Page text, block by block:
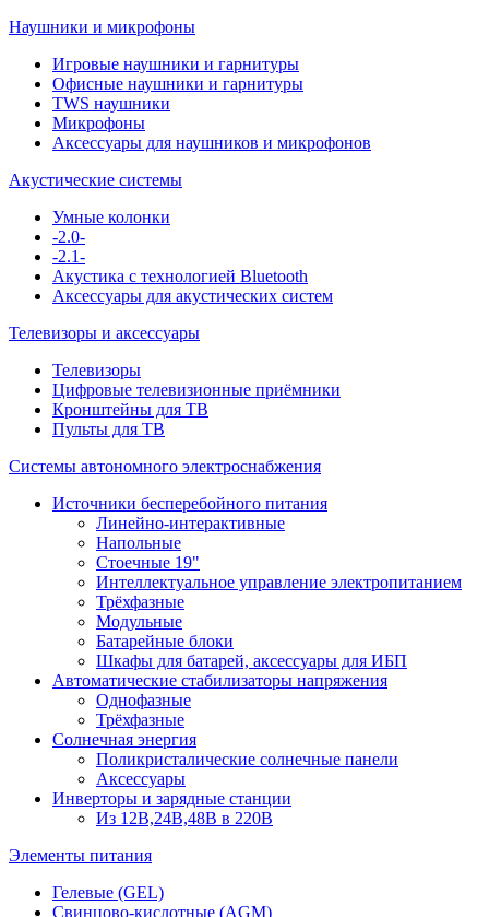
Наушники и микрофоны
Игровые наушники и гарнитуры
Офисные наушники и гарнитуры
TWS наушники
Микрофоны
Аксессуары для наушников и микрофонов
Акустические системы
Умные колонки
-2.0-
-2.1-
Акустика с технологией Bluetooth
Аксессуары для акустических систем
Телевизоры и аксессуары
Телевизоры
Цифровые телевизионные приёмники
Кронштейны для ТВ
Пульты для ТВ
Системы автономного электроснабжения
Источники бесперебойного питания
Линейно-интерактивные
Напольные
Стоечные 19"
Интеллектуальное управление электропитанием
Трёхфазные
Модульные
Батарейные блоки
Шкафы для батарей, аксессуары для ИБП
Автоматические стабилизаторы напряжения
Однофазные
Трёхфазные
Солнечная энергия
Поликристалические солнечные панели
Аксессуары
Инверторы и зарядные станции
Из 12В,24В,48В в 220В
Элементы питания
Гелевые (GEL)
Свинцово-кислотные (AGM)